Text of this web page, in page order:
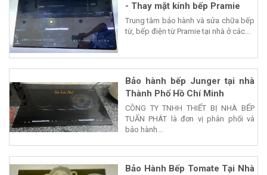
- Thay mặt kính bếp Pramie
Trung tâm bảo hành và sửa chữa bếp
từ, bếp điện từ Pramie tại nhà ở các...
Bảo hành bếp Junger tại nhà
Thành Phố Hồ Chí Minh
CÔNG TY TNHH THIẾT BỊ NHÀ BẾP
TUẤN PHÁT là đơn vị phân phối và
bảo hành...
Bảo Hành Bếp Tomate Tại Nhà